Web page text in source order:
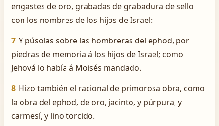
engastes de oro, grabadas de grabadura de sello
con los nombres de los hijos de Israel:
7 Y púsolas sobre las hombreras del ephod, por
piedras de memoria á los hijos de Israel; como
Jehová lo había á Moisés mandado.
8 Hizo también el racional de primorosa obra, como
la obra del ephod, de oro, jacinto, y púrpura, y
carmesí, y lino torcido.